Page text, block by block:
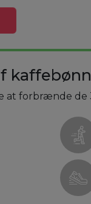
at forbrænde de